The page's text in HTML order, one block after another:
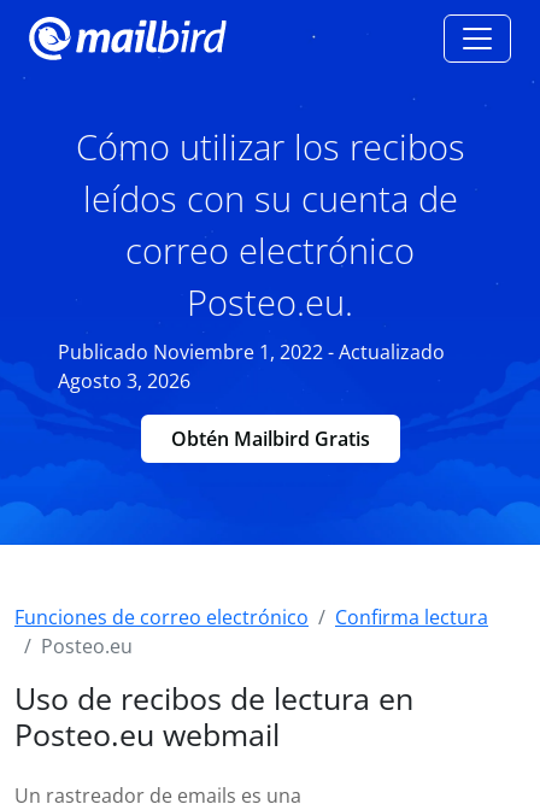
Cómo utilizar los recibos
leídos con su cuenta de
correo electrónico
Posteo.eu.
Publicado Noviembre 1, 2022 - Actualizado
Agosto 3, 2026
Obtén Mailbird Gratis
Funciones de correo electrónico
Confirma lectura
Posteo.eu
Uso de recibos de lectura en
Posteo.eu webmail
Un rastreador de emails es una